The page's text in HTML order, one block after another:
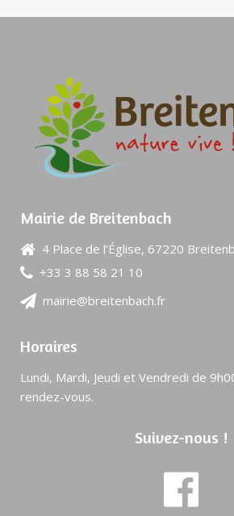
Mairie de Breitenbach
4 Place de l’Église, 67220
+33 3 88 58 21 10
mairie@breitenbach.fr
Horaires
Lundi, Mardi, Jeudi et Vendredi de
rendez-vous.
Suivez-nous !